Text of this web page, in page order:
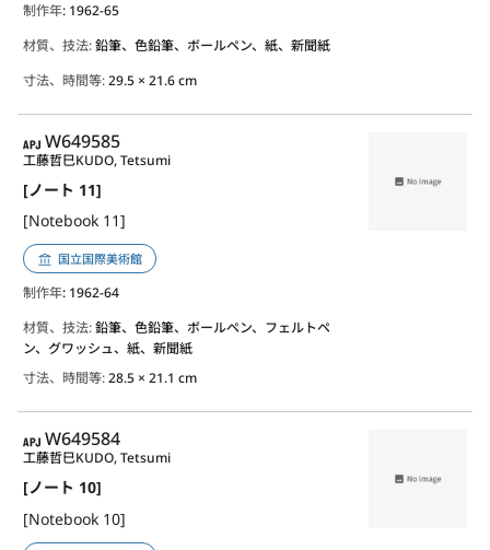
制作年: 1962-65
材質、技法:鉛筆、色鉛筆、ボールペン、紙、新聞紙
寸法、時間等:29.5 × 21.6 cm
APJ
W649585
[ノート 11]
[Notebook 11]
工藤哲巳KUDO, Tetsumi
国立国際美術館
制作年: 1962-64
材質、技法:鉛筆、色鉛筆、ボールペン、フェルトペ
ン、グワッシュ、紙、新聞紙
寸法、時間等:28.5 × 21.1 cm
APJ
W649584
[ノート 10]
[Notebook 10]
工藤哲巳KUDO, Tetsumi